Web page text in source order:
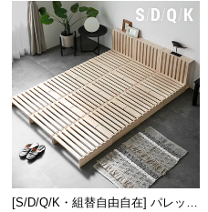
[S/D/Q/K・組替自由自在] パレット